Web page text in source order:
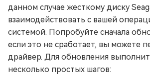
данном случае жесткому диску
взаимодействовать с вашей
системой. Попробуйте сначала
если это не сработает, вы можете
драйвер. Для обновления
несколько простых шагов: